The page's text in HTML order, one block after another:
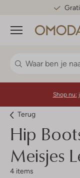
Menu
Shop nu:
Terug
Hip
Meisjes
4 items